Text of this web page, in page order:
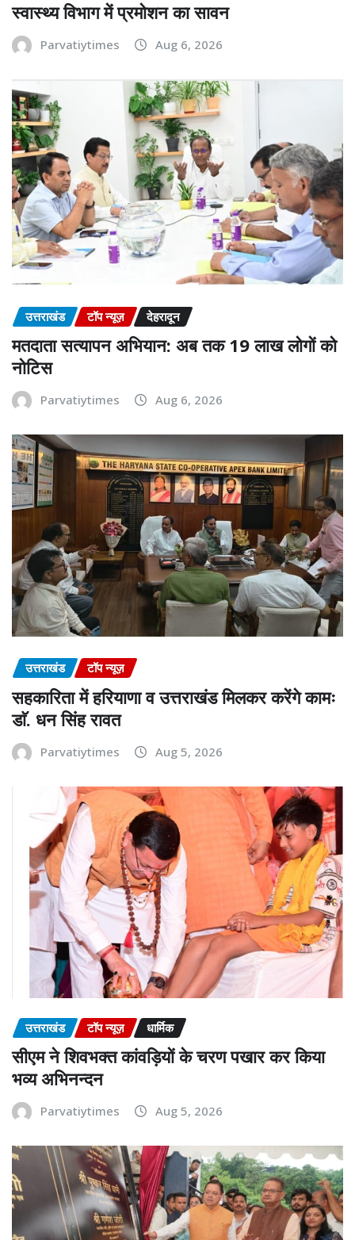
स्वास्थ्य विभाग में प्रमोशन का सावन
Parvatiytimes Aug 6, 2026
उत्तराखंड टॉप न्यूज़ देहरादून
मतदाता सत्यापन अभियान: अब तक 19 लाख लोगों को
नोटिस
Parvatiytimes Aug 6, 2026
उत्तराखंड टॉप न्यूज़
सहकारिता में हरियाणा व उत्तराखंड मिलकर करेंगे कामः
डाॅ. धन सिंह रावत
Parvatiytimes Aug 5, 2026
उत्तराखंड टॉप न्यूज़ धार्मिक
सीएम ने शिवभक्त कांवड़ियों के चरण पखार कर किया
भव्य अभिनन्दन
Parvatiytimes Aug 5, 2026